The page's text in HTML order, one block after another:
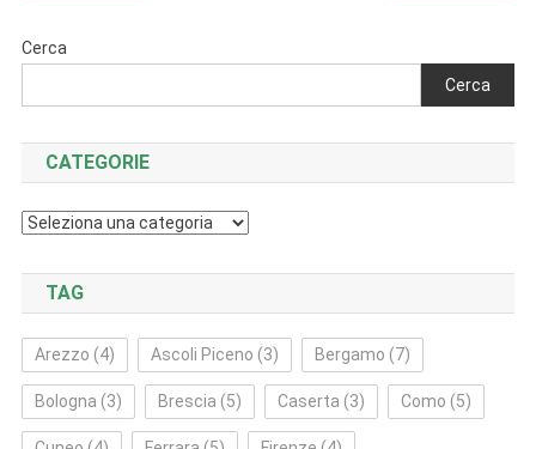
Cerca
Cerca
CATEGORIE
Categorie
TAG
Arezzo (4) Ascoli Piceno (3) Bergamo (7)
Bologna (3) Brescia (5) Caserta (3) Como (5)